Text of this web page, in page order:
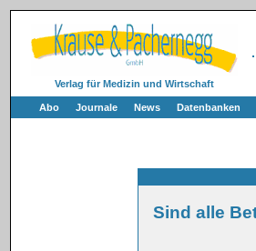
Verlag für Medizin und Wirtschaft
Abo Journale News Datenbanken
Sind alle